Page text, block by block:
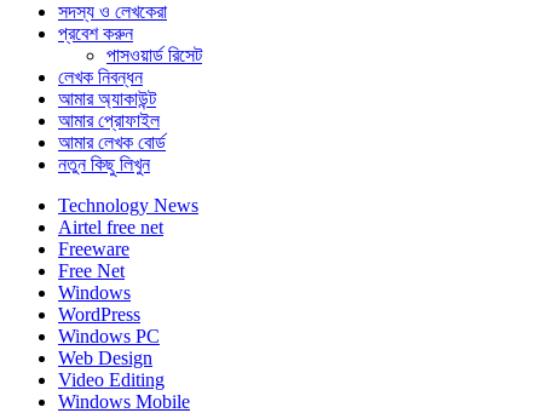
সদস্য ও লেখকেরা
প্রবেশ করুন
পাসওয়ার্ড রিসেট
লেখক নিবন্ধন
আমার অ্যাকাউন্ট
আমার প্রোফাইল
আমার লেখক বোর্ড
নতুন কিছু লিখুন
Technology News
Airtel free net
Freeware
Free Net
Windows
WordPress
Windows PC
Web Design
Video Editing
Windows Mobile